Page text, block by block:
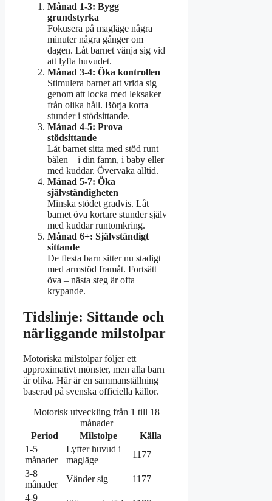
Månad 1-3: Bygg
grundstyrka
Fokusera på magläge några
minuter några gånger om
dagen. Låt barnet vänja sig vid
att lyfta huvudet.
Månad 3-4: Öka kontrollen
Stimulera barnet att vrida sig
genom att locka med leksaker
från olika håll. Börja korta
stunder i stödsittande.
Månad 4-5: Prova
stödsittande
Låt barnet sitta med stöd runt
bålen – i din famn, i baby eller
med kuddar. Övervaka alltid.
Månad 5-7: Öka
självständigheten
Minska stödet gradvis. Låt
barnet öva kortare stunder själv
med kuddar runtomkring.
Månad 6+: Självständigt
sittande
De flesta barn sitter nu stadigt
med armstöd framåt. Fortsätt
öva – nästa steg är ofta
krypande.
Tidslinje: Sittande och
närliggande milstolpar
Motoriska milstolpar följer ett
approximativt mönster, men alla barn
är olika. Här är en sammanställning
baserad på svenska officiella källor.
Motorisk utveckling från 1 till 18
månader
Period
Milstolpe
Källa
1-5
månader
Lyfter huvud i
magläge
1177
3-8
månader
Vänder sig
1177
4-9